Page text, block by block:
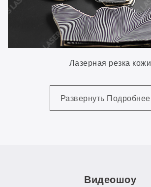
Лазерная резка кожи
Развернуть Подробнее
Видеошоу